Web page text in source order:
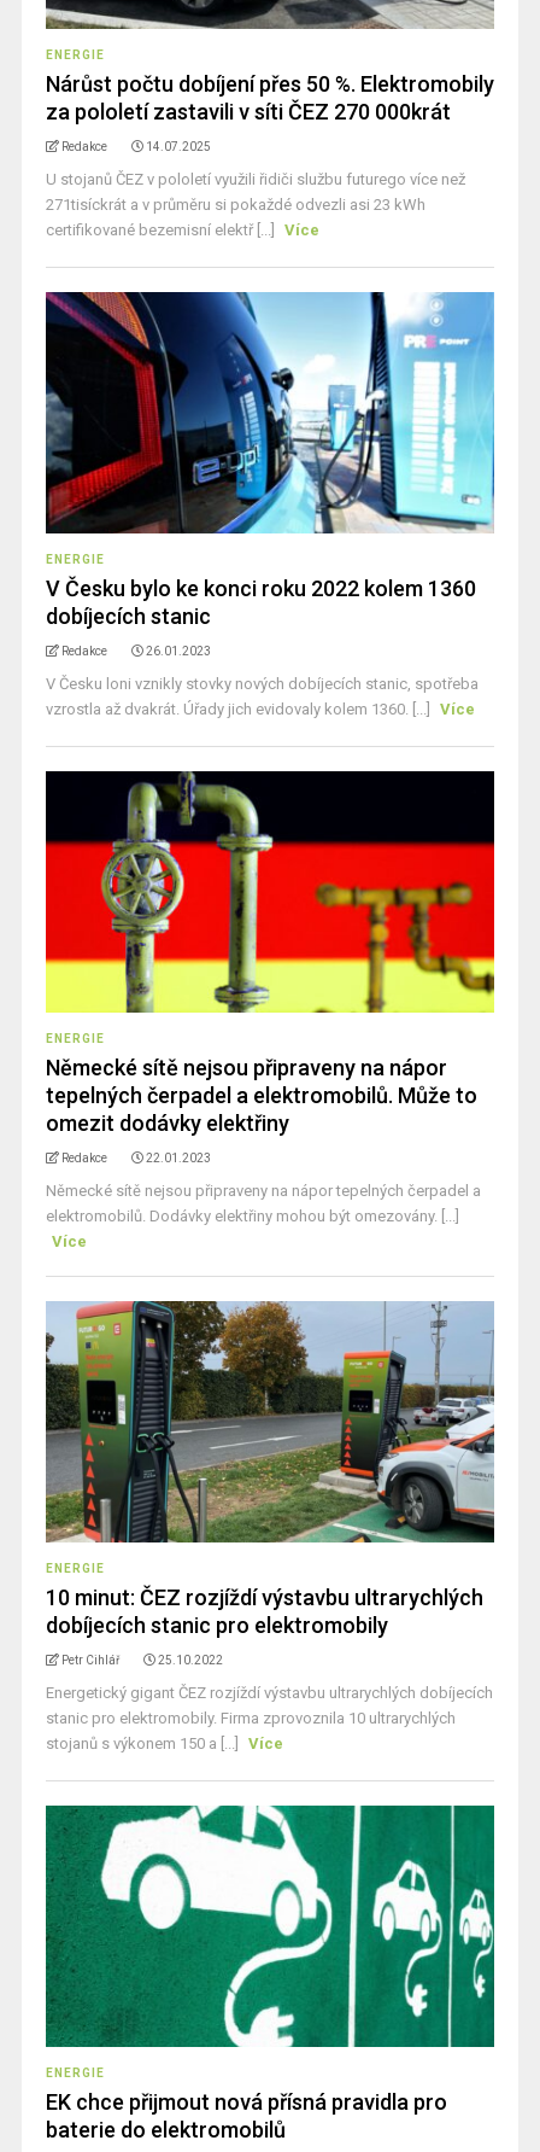
ENERGIE
Nárůst počtu dobíjení přes 50 %. Elektromobily
za pololetí zastavili v síti ČEZ 270 000krát
Redakce 14.07.2025
U stojanů ČEZ v pololetí využili řidiči službu futurego více než
271tisíckrát a v průměru si pokaždé odvezli asi 23 kWh
certifikované bezemisní elektř [...]
Více
ENERGIE
V Česku bylo ke konci roku 2022 kolem 1360
dobíjecích stanic
Redakce 26.01.2023
V Česku loni vznikly stovky nových dobíjecích stanic, spotřeba
vzrostla až dvakrát. Úřady jich evidovaly kolem 1360. [...]
Více
ENERGIE
Německé sítě nejsou připraveny na nápor
tepelných čerpadel a elektromobilů. Může to
omezit dodávky elektřiny
Redakce 22.01.2023
Německé sítě nejsou připraveny na nápor tepelných čerpadel a
elektromobilů. Dodávky elektřiny mohou být omezovány. [...]
Více
ENERGIE
10 minut: ČEZ rozjíždí výstavbu ultrarychlých
dobíjecích stanic pro elektromobily
Petr Cihlář 25.10.2022
Energetický gigant ČEZ rozjíždí výstavbu ultrarychlých dobíjecích
stanic pro elektromobily. Firma zprovoznila 10 ultrarychlých
stojanů s výkonem 150 a [...]
Více
ENERGIE
EK chce přijmout nová přísná pravidla pro
baterie do elektromobilů